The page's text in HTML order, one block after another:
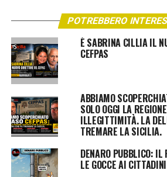
POTREBBERO
È SABRINA CILLIA IL
CEFPAS
ABBIAMO
SOLO OGGI LA
ILLEGITTIMITÀ. LA
TREMARE LA SICILIA.
DENARO PUBBLICO:
LE GOCCE AI CITTADINI